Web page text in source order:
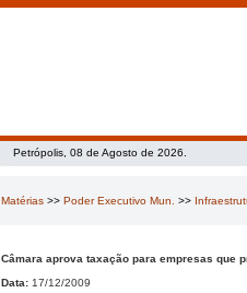
Petrópolis, 08 de Agosto de 2026.
Matérias >> Poder Executivo Mun. >>
Câmara aprova taxação para empresas que
Data: 17/12/2009